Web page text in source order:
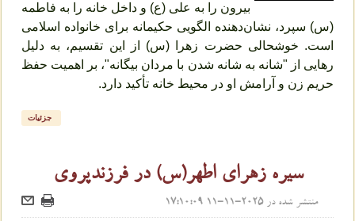
بیرون را به علی (ع) و داخل خانه را به فاطمه
(س) سپرد، نشان‌دهنده الگویی حکیمانه برای خانواده اسلامی
است. خوشحالی حضرت زهرا (س) از این تقسیم، به دلیل
رهایی از "شانه به شانه شدن با مردان بیگانه"، بر اهمیت حفظ
حریم زن و آرامش او در محیط خانه تأکید دارد.
جزئیات
سیره زهرای اطهر(س) در فرزندپروی
منتشر شده در2025-11-11 17:10:09